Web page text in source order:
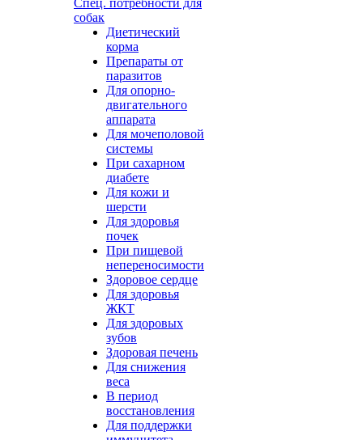
Спец. потребности для
собак
Диетический
корма
Препараты от
паразитов
Для опорно-
двигательного
аппарата
Для мочеполовой
системы
При сахарном
диабете
Для кожи и
шерсти
Для здоровья
почек
При пищевой
непереносимости
Здоровое сердце
Для здоровья
ЖКТ
Для здоровых
зубов
Здоровая печень
Для снижения
веса
В период
восстановления
Для поддержки